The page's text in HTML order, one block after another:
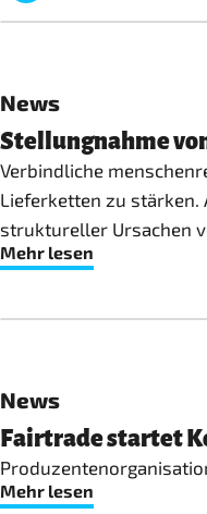
News
Stellungnahme
Verbindliche
Lieferketten zu stärken.
struktureller Ursachen
Mehr lesen
News
Fairtrade startet
Mehr lesen